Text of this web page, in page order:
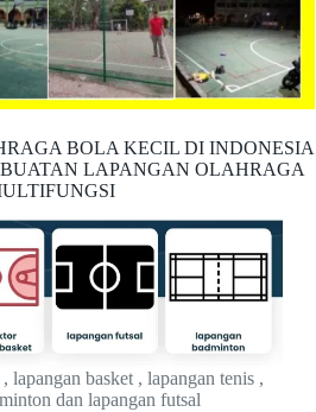
BOLA KECIL DI INDONESIA
LAPANGAN OLAHRAGA
lapangan basket , lapangan tenis ,
dan lapangan futsal